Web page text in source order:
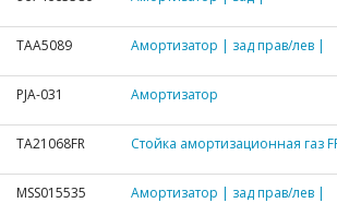
TAA5089 Амортизатор | зад прав/лев |
PJA-031 Амортизатор
TA21068FR Стойка амортизационная газ
MSS015535 Амортизатор | зад прав/лев |